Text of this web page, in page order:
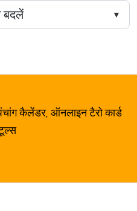
कैलेंडर, ऑनलाइन टैरो कार्ड